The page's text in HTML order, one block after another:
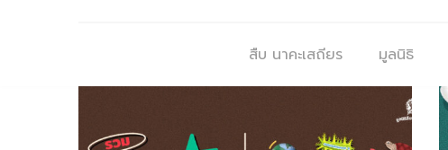
สืบ นาคะเสถียร มูลนิธิ